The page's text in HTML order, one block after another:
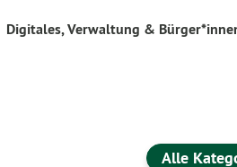
Digitales, Verwaltung &
Alle